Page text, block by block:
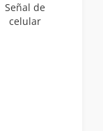
Señal de
celular